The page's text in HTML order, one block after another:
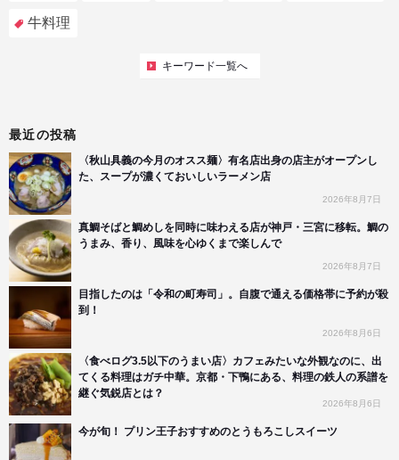
牛料理
キーワード一覧へ
最近の投稿
〈秋山具義の今月のオスス麺〉有名店出身の店主がオープンし
た、スープが濃くておいしいラーメン店
2026年8月7日
真鯛そばと鯛めしを同時に味わえる店が神戸・三宮に移転。鯛の
うまみ、香り、風味を心ゆくまで楽しんで
2026年8月7日
目指したのは「令和の町寿司」。自腹で通える価格帯に予約が殺
到！
2026年8月6日
〈食べログ3.5以下のうまい店〉カフェみたいな外観なのに、出
てくる料理はガチ中華。京都・下鴨にある、料理の鉄人の系譜を
継ぐ気鋭店とは？
2026年8月6日
今が旬！ プリン王子おすすめのとうもろこしスイーツ